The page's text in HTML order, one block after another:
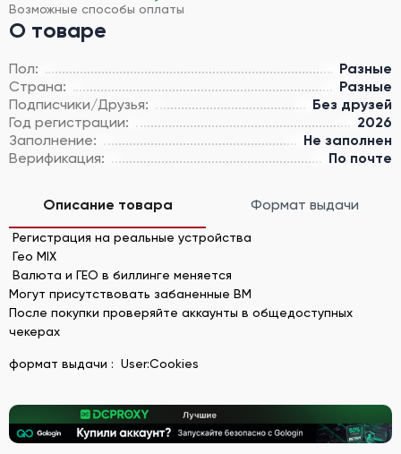
Возможные способы оплаты
О товаре
Пол:
Разные
Страна:
Разные
Подписчики/Друзья:
Без друзей
Год регистрации:
2026
Заполнение:
Не заполнен
Верификация:
По почте
Описание товара Формат выдачи
Регистрация на реальные устройства
Гео MIX
Валюта и ГЕО в биллинге меняется
Могут присутствовать забаненные BM
После покупки проверяйте аккаунты в общедоступных
чекерах
формат выдачи : User:Cookies